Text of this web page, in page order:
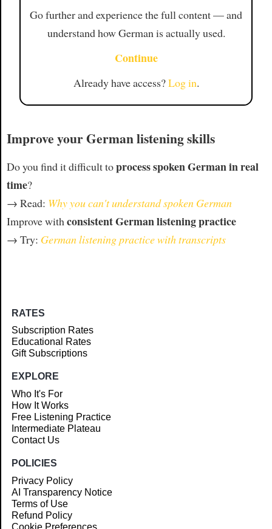
Go further and experience the full content — and
understand how German is actually used.
Continue
Already have access?Log in.
Improve your German listening skills
Do you find it difficult toprocess spoken German in real
time?
→ Read: Why you can't understand spoken German
Improve withconsistent German listening practice
→ Try: German listening practice with transcripts
RATES
Subscription Rates
Educational Rates
Gift Subscriptions
EXPLORE
Who It's For
How It Works
Free Listening Practice
Intermediate Plateau
Contact Us
POLICIES
Privacy Policy
AI Transparency Notice
Terms of Use
Refund Policy
Cookie Preferences